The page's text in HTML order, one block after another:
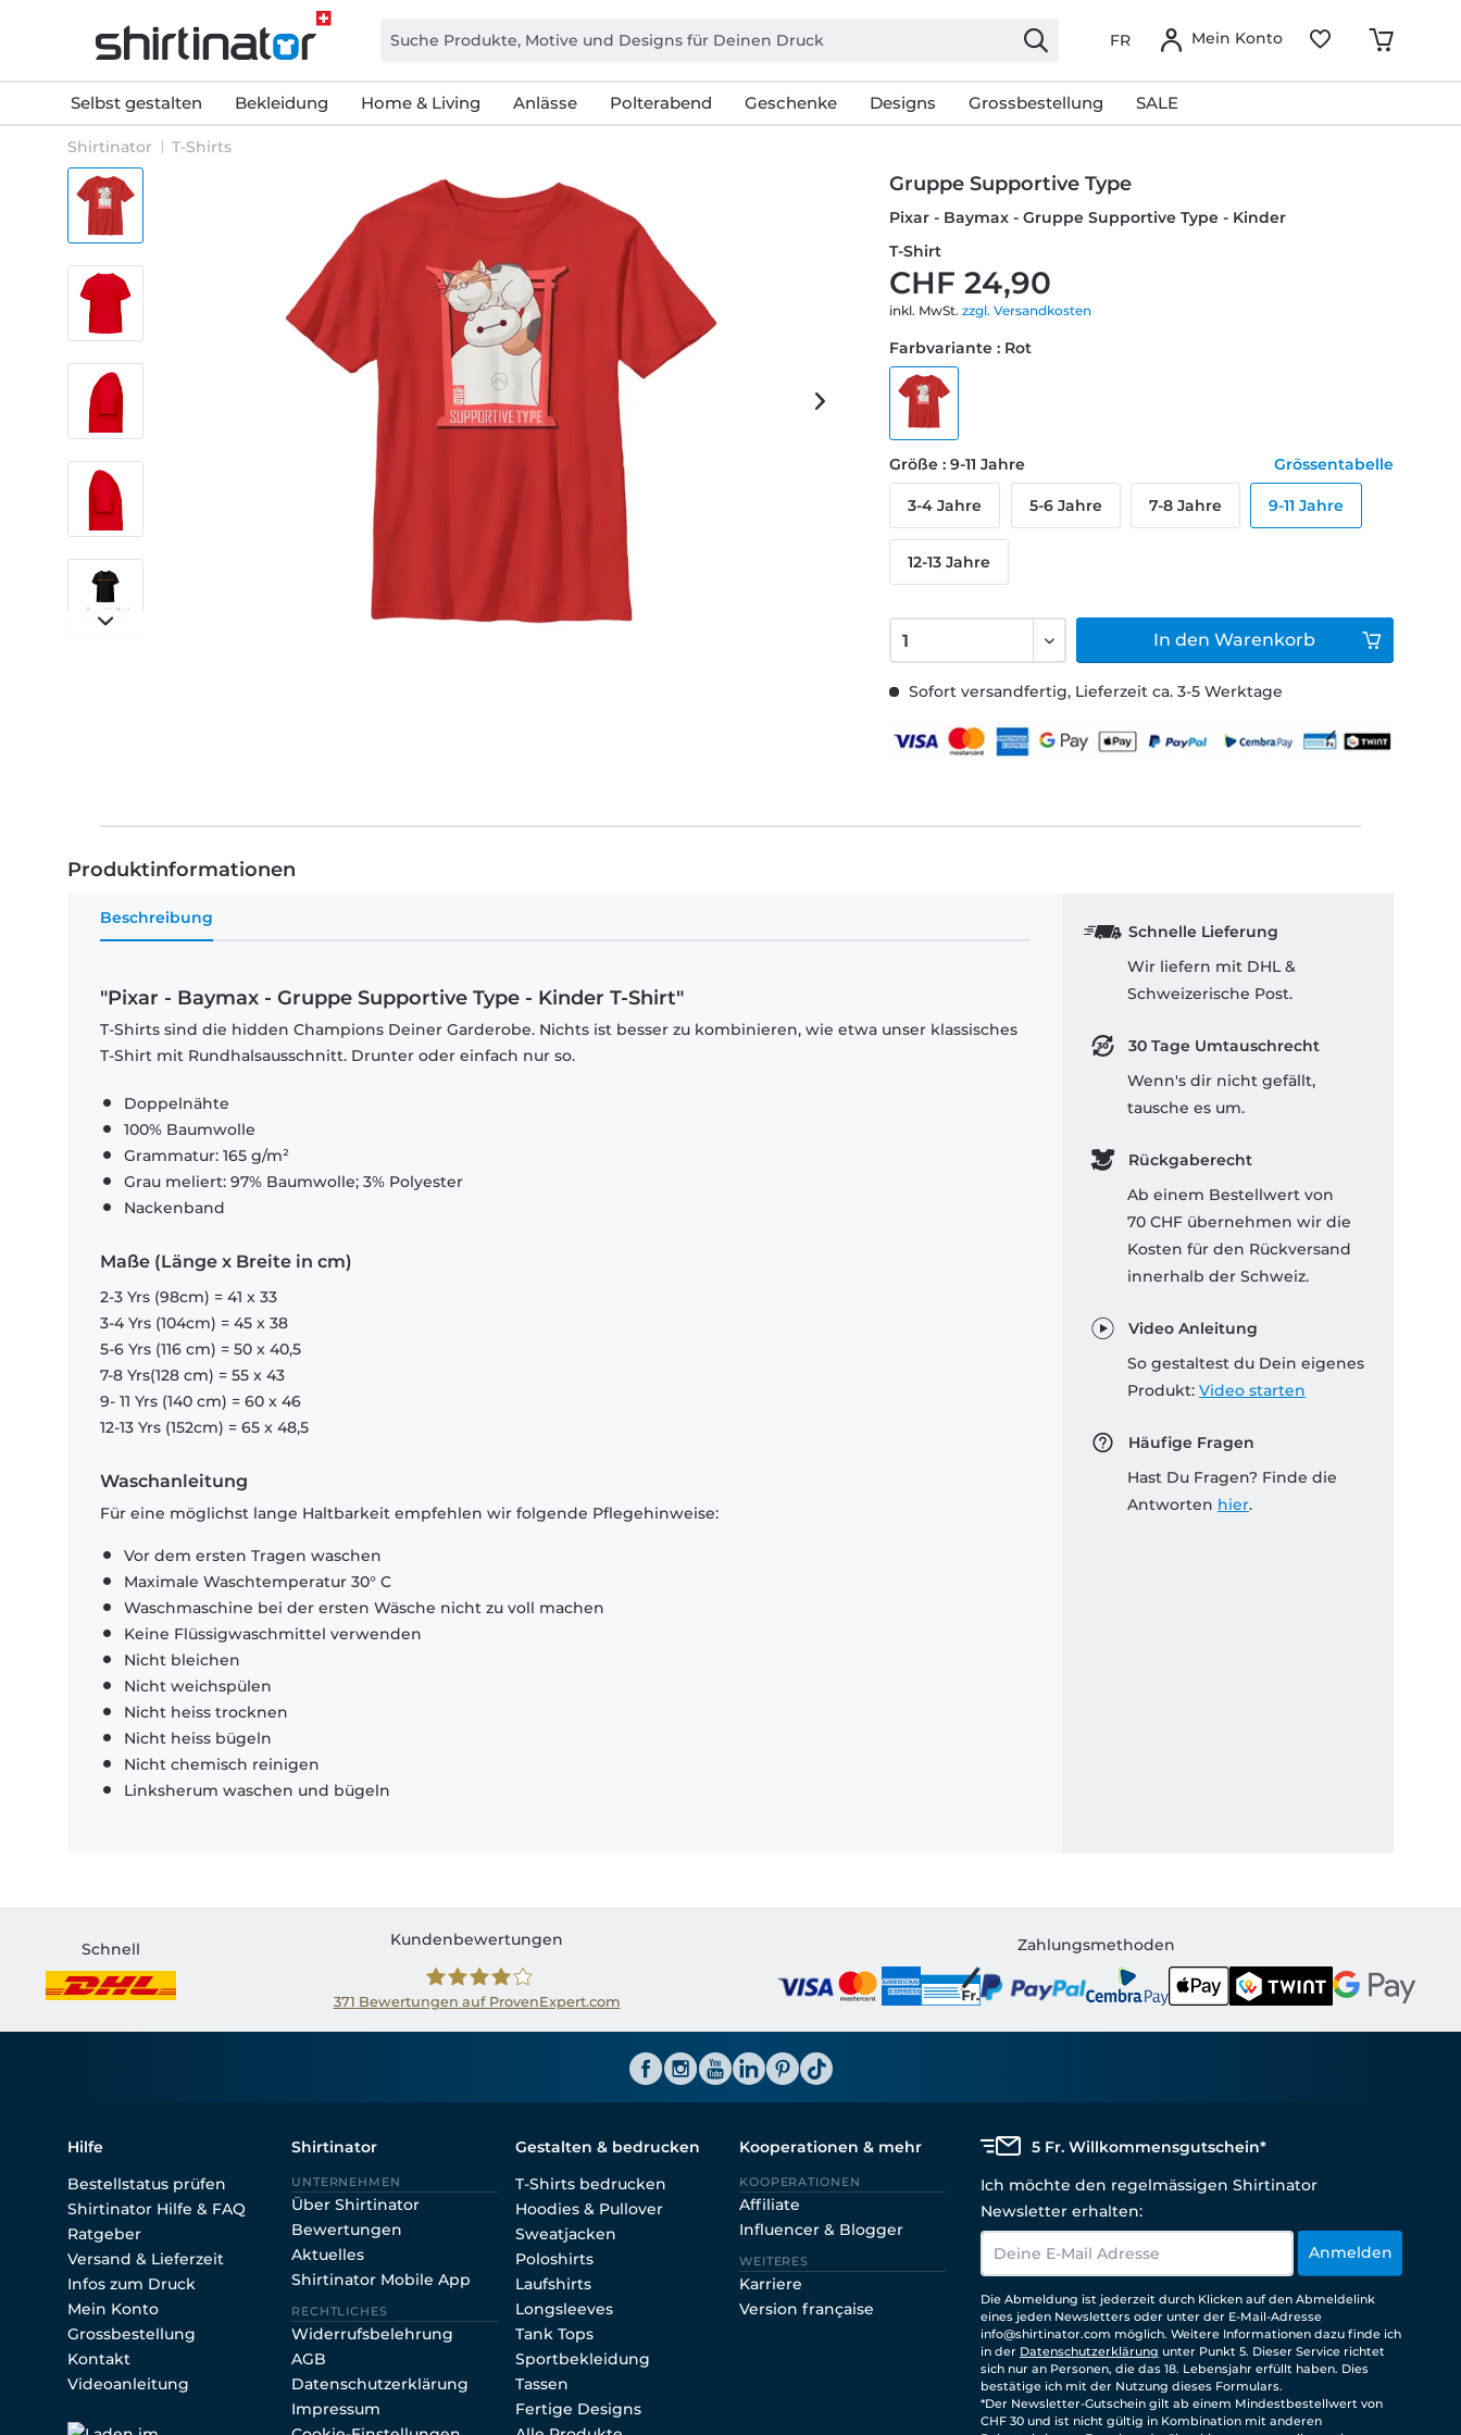
FR Mein Konto
Selbst gestalten Bekleidung Home & Living Anlässe Polterabend Geschenke Designs Grossbestellung SALE
Shirtinator T-Shirts
Gruppe Supportive Type
Pixar - Baymax - Gruppe Supportive Type - Kinder
T-Shirt
CHF 24,90
inkl. MwSt.zzgl. Versandkosten
Sofort versandfertig, Lieferzeit ca. 3-5 Werktage
Farbvariante : Rot
Größe : 9-11 Jahre Grössentabelle
3-4 Jahre 5-6 Jahre 7-8 Jahre 9-11 Jahre
12-13 Jahre
In den Warenkorb
Produktinformationen
Beschreibung
"Pixar - Baymax - Gruppe Supportive Type - Kinder T-Shirt"
T-Shirts sind die hidden Champions Deiner Garderobe. Nichts ist besser zu kombinieren, wie etwa unser klassisches
T-Shirt mit Rundhalsausschnitt. Drunter oder einfach nur so.
Doppelnähte
100% Baumwolle
Grammatur: 165 g/m²
Grau meliert: 97% Baumwolle; 3% Polyester
Nackenband
Maße (Länge x Breite in cm)
2-3 Yrs (98cm) = 41 x 33
3-4 Yrs (104cm) = 45 x 38
5-6 Yrs (116 cm) = 50 x 40,5
7-8 Yrs(128 cm) = 55 x 43
9- 11 Yrs (140 cm) = 60 x 46
12-13 Yrs (152cm) = 65 x 48,5
Waschanleitung
Für eine möglichst lange Haltbarkeit empfehlen wir folgende Pflegehinweise:
Vor dem ersten Tragen waschen
Maximale Waschtemperatur 30° C
Waschmaschine bei der ersten Wäsche nicht zu voll machen
Keine Flüssigwaschmittel verwenden
Nicht bleichen
Nicht weichspülen
Nicht heiss trocknen
Nicht heiss bügeln
Nicht chemisch reinigen
Linksherum waschen und bügeln
Schnelle Lieferung
Wir liefern mit DHL &
Schweizerische Post.
30 Tage Umtauschrecht
Wenn's dir nicht gefällt,
tausche es um.
Rückgaberecht
Ab einem Bestellwert von
70 CHF übernehmen wir die
Kosten für den Rückversand
innerhalb der Schweiz.
Video Anleitung
So gestaltest du Dein eigenes
Produkt: Video starten
Häufige Fragen
Hast Du Fragen? Finde die
Antworten hier.
Schnell
Kundenbewertungen
371 Bewertungen auf ProvenExpert.com
Zahlungsmethoden
Hilfe
Bestellstatus prüfen
Shirtinator Hilfe & FAQ
Ratgeber
Versand & Lieferzeit
Infos zum Druck
Mein Konto
Grossbestellung
Kontakt
Videoanleitung
Shirtinator
UNTERNEHMEN
Über Shirtinator
Bewertungen
Aktuelles
Shirtinator Mobile App
RECHTLICHES
Widerrufsbelehrung
AGB
Datenschutzerklärung
Impressum
Gestalten & bedrucken
T-Shirts bedrucken
Hoodies & Pullover
Sweatjacken
Poloshirts
Laufshirts
Longsleeves
Tank Tops
Sportbekleidung
Tassen
Fertige Designs
Kooperationen & mehr
KOOPERATIONEN
Affiliate
Influencer & Blogger
WEITERES
Karriere
Version française
5 Fr. Willkommensgutschein*
Ich möchte den regelmässigen Shirtinator
Newsletter erhalten:
Anmelden
Die Abmeldung ist jederzeit durch Klicken auf den Abmeldelink
eines jeden Newsletters oder unter der E-Mail-Adresse
info@shirtinator.com möglich. Weitere Informationen dazu finde ich
in der Datenschutzerklärung unter Punkt 5. Dieser Service richtet
sich nur an Personen, die das 18. Lebensjahr erfüllt haben. Dies
bestätige ich mit der Nutzung dieses Formulars.
*Der Newsletter-Gutschein gilt ab einem Mindestbestellwert von
CHF 30 und ist nicht gültig in Kombination mit anderen